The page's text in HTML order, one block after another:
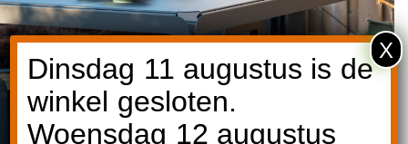
Dinsdag 11 augustus is de
winkel gesloten.
Woensdag 12 augustus
X